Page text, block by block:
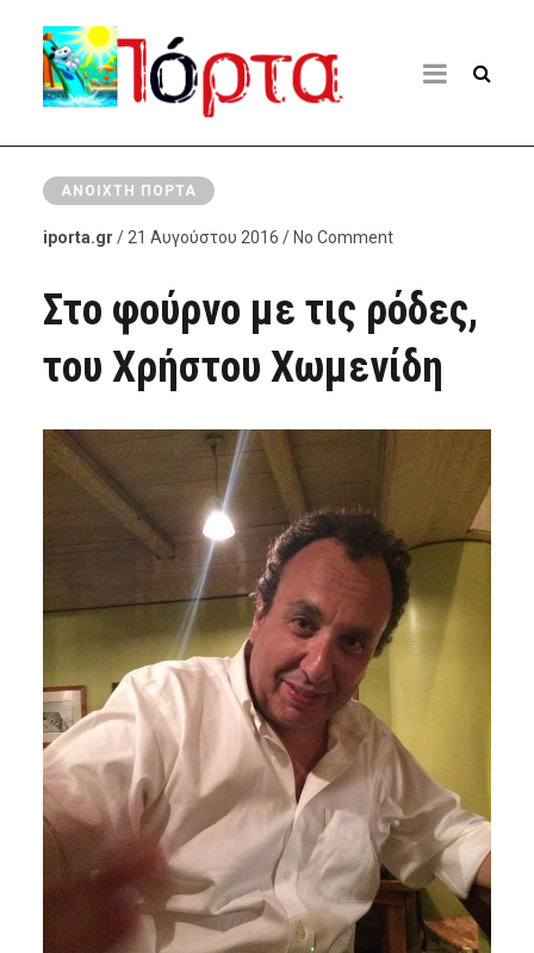
ΑΝΟΙΧΤΉ ΠΌΡΤΑ
iporta.gr / 21 Αυγούστου 2016 / No Comment
Στο φούρνο με τις ρόδες,
του Χρήστου Χωμενίδη